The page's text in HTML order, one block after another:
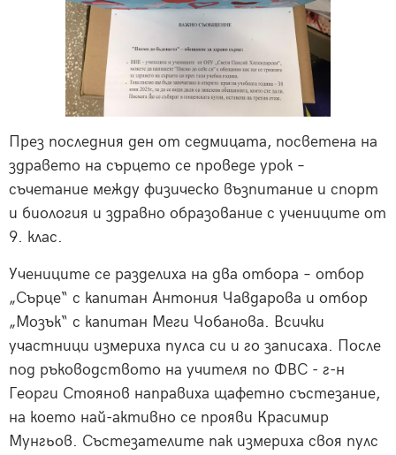
През последния ден от седмицата, посветена на
здравето на сърцето се проведе урок –
съчетание между физическо възпитание и спорт
и биология и здравно образование с учениците от
9. клас.
Учениците се разделиха на два отбора – отбор
„Сърце“ с капитан Антония Чавдарова и отбор
„Мозък“ с капитан Меги Чобанова. Всички
участници измериха пулса си и го записаха. После
под ръководството на учителя по ФВС - г-н
Георги Стоянов направиха щафетно състезание,
на което най-активно се прояви Красимир
Мунгьов. Състезателите пак измериха своя пулс